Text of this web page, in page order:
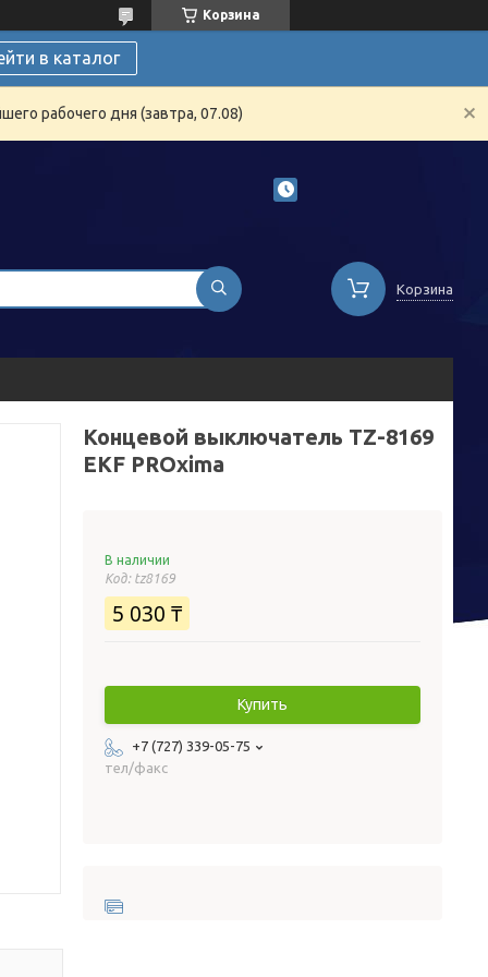
Корзина
в каталог
рабочего дня (завтра, 07.08)
Корзина
Концевой выключатель TZ-8169
EKF PROxima
В наличии
Код: tz8169
5 030 ₸
Купить
+7 (727) 339-05-75
тел/факс